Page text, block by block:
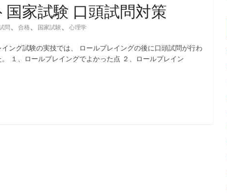
家試験 口頭試問対策
問、 合格、 国家試験、 心理学
ング試験の実技では、 ロールプレイングの後に口頭試問が行わ
１、ロールプレイングでよかった点 ２、ロールプレイン